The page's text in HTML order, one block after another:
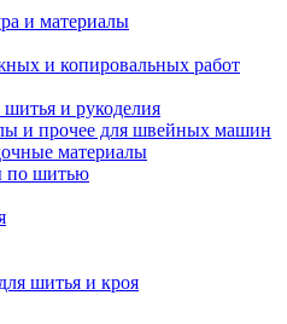
и материалы
и копировальных работ
и рукоделия
и прочее для швейных машин
материалы
по шитью
шитья и кроя